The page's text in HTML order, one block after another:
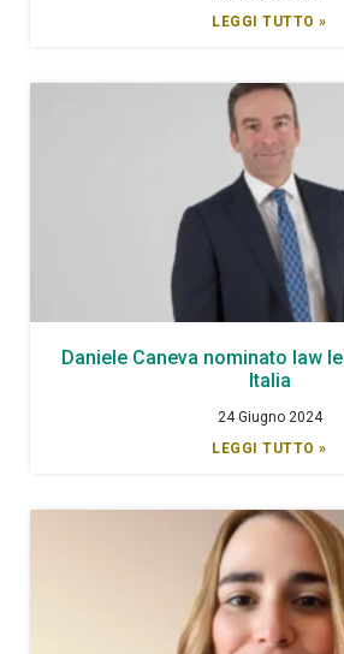
LEGGI TUTTO »
Daniele Caneva nominato law
Italia
24 Giugno 2024
LEGGI TUTTO »